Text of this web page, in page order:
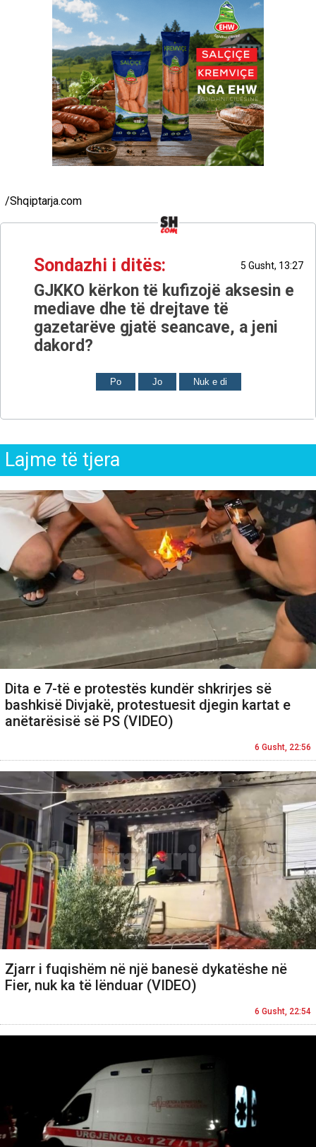
/Shqiptarja.com
Sondazhi i ditës: 5 Gusht, 13:27
GJKKO kërkon të kufizojë aksesin e
mediave dhe të drejtave të
gazetarëve gjatë seancave, a jeni
dakord?
Po Jo Nuk e di
Lajme të tjera
Dita e 7-të e protestës kundër shkrirjes së
bashkisë Divjakë, protestuesit djegin kartat e
anëtarësisë së PS (VIDEO)
6 Gusht, 22:56
Zjarr i fuqishëm në një banesë dykatëshe në
Fier, nuk ka të lënduar (VIDEO)
6 Gusht, 22:54